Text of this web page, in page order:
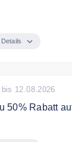
12.08.2026
50% Rabatt